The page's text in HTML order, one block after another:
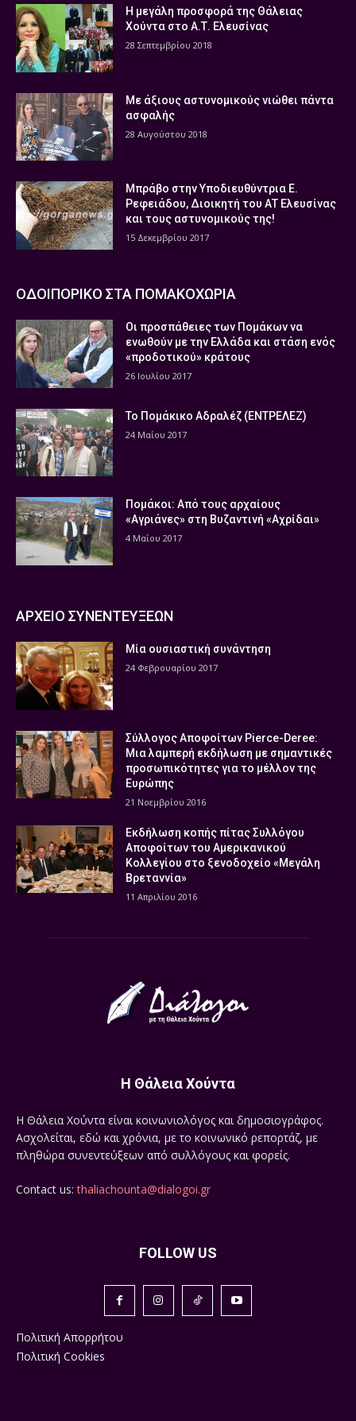
Η μεγάλη προσφορά της Θάλειας
Χούντα στο Α.Τ. Ελευσίνας
28 Σεπτεμβρίου 2018
Με άξιους αστυνομικούς νιώθει πάντα
ασφαλής
28 Αυγούστου 2018
Μπράβο στην Υποδιευθύντρια Ε.
Ρεφειάδου, Διοικητή του ΑΤ Ελευσίνας
και τους αστυνομικούς της!
15 Δεκεμβρίου 2017
ΟΔΟΙΠΟΡΙΚΟ ΣΤΑ ΠΟΜΑΚΟΧΩΡΙΑ
Οι προσπάθειες των Πομάκων να
ενωθούν με την Ελλάδα και στάση ενός
«προδοτικού» κράτους
26 Ιουλίου 2017
Το Πομάκικο Αδραλέζ (ΕΝΤΡΕΛΕΖ)
24 Μαΐου 2017
Πομάκοι: Από τους αρχαίους
«Αγριάνες» στη Βυζαντινή «Αχρίδαι»
4 Μαΐου 2017
ΑΡΧΕΙΟ ΣΥΝΕΝΤΕΥΞΕΩΝ
Μία ουσιαστική συνάντηση
24 Φεβρουαρίου 2017
Σύλλογος Αποφοίτων Pierce-Deree:
Μια λαμπερή εκδήλωση με σημαντικές
προσωπικότητες για το μέλλον της
Ευρώπης
21 Νοεμβρίου 2016
Εκδήλωση κοπής πίτας Συλλόγου
Αποφοίτων του Αμερικανικού
Κολλεγίου στο ξενοδοχείο «Μεγάλη
Βρεταννία»
11 Απριλίου 2016
Η Θάλεια Χούντα
Η Θάλεια Χούντα είναι κοινωνιολόγος και δημοσιογράφος.
Ασχολείται, εδώ και χρόνια, με το κοινωνικό ρεπορτάζ, με
πληθώρα συνεντεύξεων από συλλόγους και φορείς.
Contact us:thaliachounta@dialogoi.gr
FOLLOW US
Πολιτική Απορρήτου
Πολιτική Cookies